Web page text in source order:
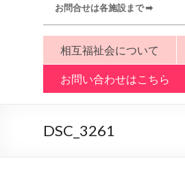
お問合せは各施設まで ➡︎
相互福祉会について
お問い合わせはこちら
DSC_3261